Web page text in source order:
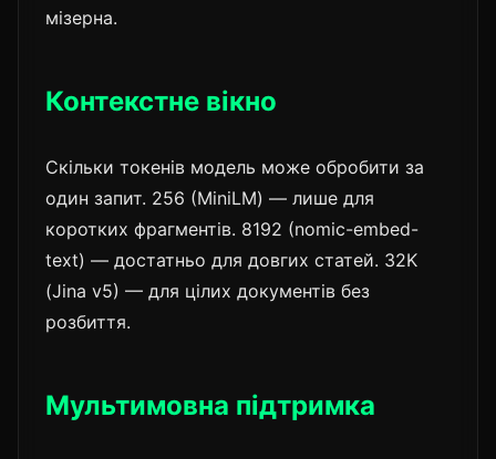
мізерна.
Контекстне вікно
Скільки токенів модель може обробити за
один запит. 256 (MiniLM) — лише для
коротких фрагментів. 8192 (nomic-embed-
text) — достатньо для довгих статей. 32K
(Jina v5) — для цілих документів без
розбиття.
Мультимовна підтримка